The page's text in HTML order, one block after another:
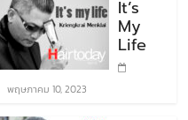
It’s
My
Life
พฤษภาคม 10, 2023